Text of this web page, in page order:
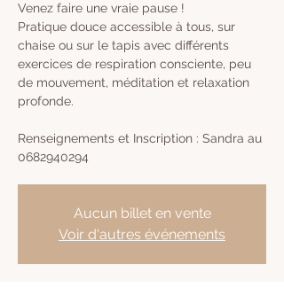
Venez faire une vraie pause !
Pratique douce accessible à tous, sur
chaise ou sur le tapis avec différents
exercices de respiration consciente, peu
de mouvement, méditation et relaxation
profonde.
Renseignements et Inscription : Sandra au
0682940294
Aucun billet en vente
Voir d'autres événements